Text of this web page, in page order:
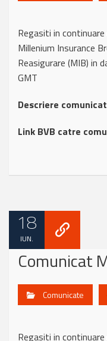
Regasiti in
Millenium Insurance
Reasigurare (MIB) in
GMT
Descriere
Link BVB catre
18
IUN.
Comunicat
Comunicate
Regasiti in